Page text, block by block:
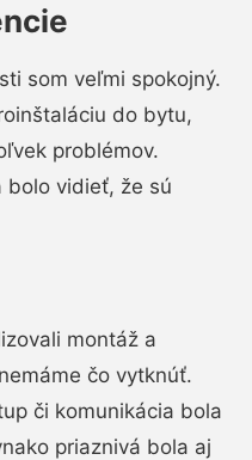
som veľmi spokojný.
do bytu,
problémov.
bolo vidieť, že sú
montáž a
čo vytknúť.
či komunikácia bola
priaznivá bola aj